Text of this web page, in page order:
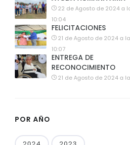
22 de Agosto de 2024 a
10:04
FELICITACIONES
21 de Agosto de 2024 a
10:07
ENTREGA DE
RECONOCIMIENTO
21 de Agosto de 2024 a
POR AÑO